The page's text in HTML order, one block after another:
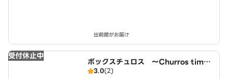
出前館がお届け
受付休止中
ボックスチュロス ～Churros time
～ 近鉄小倉駅西店
3.0(2)